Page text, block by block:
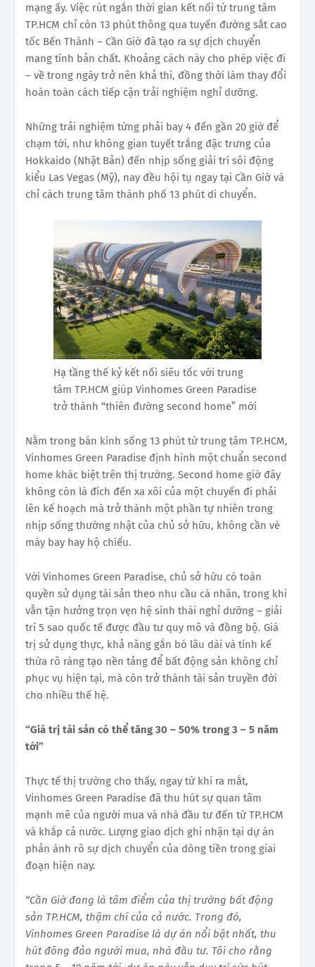
mạng ấy. Việc rút ngắn thời gian kết nối từ trung tâm
TP.HCM chỉ còn 13 phút thông qua tuyến đường sắt cao
tốc Bến Thành – Cần Giờ đã tạo ra sự dịch chuyển
mang tính bản chất. Khoảng cách này cho phép việc đi
– về trong ngày trở nên khả thi, đồng thời làm thay đổi
hoàn toàn cách tiếp cận trải nghiệm nghỉ dưỡng.
Những trải nghiệm từng phải bay 4 đến gần 20 giờ để
chạm tới, như không gian tuyết trắng đặc trưng của
Hokkaido (Nhật Bản) đến nhịp sống giải trí sôi động
kiểu Las Vegas (Mỹ), nay đều hội tụ ngay tại Cần Giờ và
chỉ cách trung tâm thành phố 13 phút di chuyển.
Hạ tầng thế kỷ kết nối siêu tốc với trung
tâm TP.HCM giúp Vinhomes Green Paradise
trở thành “thiên đường second home” mới
Nằm trong bán kính sống 13 phút từ trung tâm TP.HCM,
Vinhomes Green Paradise định hình một chuẩn second
home khác biệt trên thị trường. Second home giờ đây
không còn là đích đến xa xôi của một chuyến đi phải
lên kế hoạch mà trở thành một phần tự nhiên trong
nhịp sống thường nhật của chủ sở hữu, không cần vé
máy bay hay hộ chiếu.
Với Vinhomes Green Paradise, chủ sở hữu có toàn
quyền sử dụng tài sản theo nhu cầu cá nhân, trong khi
vẫn tận hưởng trọn vẹn hệ sinh thái nghỉ dưỡng – giải
trí 5 sao quốc tế được đầu tư quy mô và đồng bộ. Giá
trị sử dụng thực, khả năng gắn bó lâu dài và tính kế
thừa rõ ràng tạo nền tảng để bất động sản không chỉ
phục vụ hiện tại, mà còn trở thành tài sản truyền đời
cho nhiều thế hệ.
“Giá trị tài sản có thể tăng 30 – 50% trong 3 – 5 năm
tới”
Thực tế thị trường cho thấy, ngay từ khi ra mắt,
Vinhomes Green Paradise đã thu hút sự quan tâm
mạnh mẽ của người mua và nhà đầu tư đến từ TP.HCM
và khắp cả nước. Lượng giao dịch ghi nhận tại dự án
phản ánh rõ sự dịch chuyển của dòng tiền trong giai
đoạn hiện nay.
“Cần Giờ đang là tâm điểm của thị trường bất động
sản TP.HCM, thậm chí của cả nước. Trong đó,
Vinhomes Green Paradise là dự án nổi bật nhất, thu
hút đông đảo người mua, nhà đầu tư. Tôi cho rằng